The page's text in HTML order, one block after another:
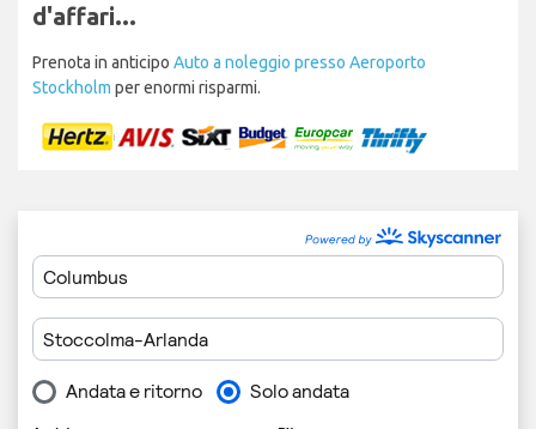
d'affari...
Prenota in anticipo Auto a noleggio presso Aeroporto
Stockholm per enormi risparmi.